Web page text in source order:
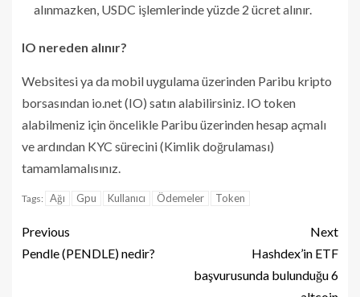
alınmazken, USDC işlemlerinde yüzde 2 ücret alınır.
IO nereden alınır?
Websitesi ya da mobil uygulama üzerinden Paribu kripto
borsasından io.net (IO) satın alabilirsiniz. IO token
alabilmeniz için öncelikle Paribu üzerinden hesap açmalı
ve ardından KYC sürecini (Kimlik doğrulaması)
tamamlamalısınız.
Tags: Ağı Gpu Kullanıcı Ödemeler Token
Previous
Pendle (PENDLE) nedir?
Next
Hashdex’in ETF
başvurusunda bulunduğu 6